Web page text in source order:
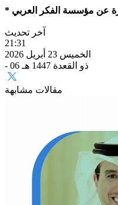
عن مؤسسة الفكر العربي
آخر تحديث
21:31
الخميس 23 أبريل 2026
- 06 ذو القعدة 1447 هـ
مقالات مشابهة